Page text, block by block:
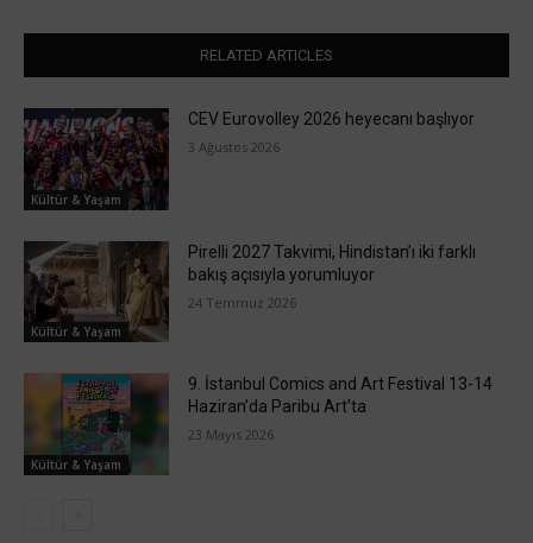
RELATED ARTICLES
Kültür & Yaşam
CEV Eurovolley 2026 heyecanı başlıyor
3 Ağustos 2026
Kültür & Yaşam
Pirelli 2027 Takvimi, Hindistan’ı iki farklı
bakış açısıyla yorumluyor
24 Temmuz 2026
Kültür & Yaşam
9. İstanbul Comics and Art Festival 13-14
Haziran’da Paribu Art’ta
23 Mayıs 2026